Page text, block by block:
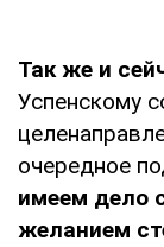
Так же и
Успенскому
очередное
имеем дело
желанием